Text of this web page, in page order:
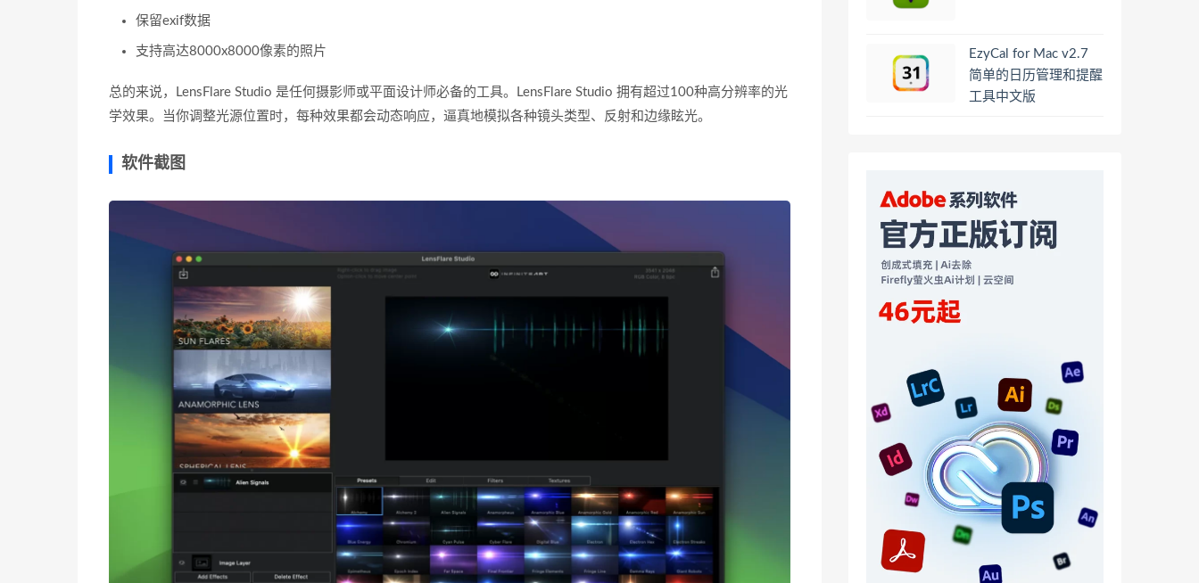
保留exif数据
支持高达8000x8000像素的照片
总的来说，LensFlare Studio 是任何摄影师或平面设计师必备的工具。LensFlare Studio 拥有超过100种高分辨率的光
学效果。当你调整光源位置时，每种效果都会动态响应，逼真地模拟各种镜头类型、反射和边缘眩光。
软件截图
EzyCal for Mac v2.7
简单的日历管理和提醒
工具中文版